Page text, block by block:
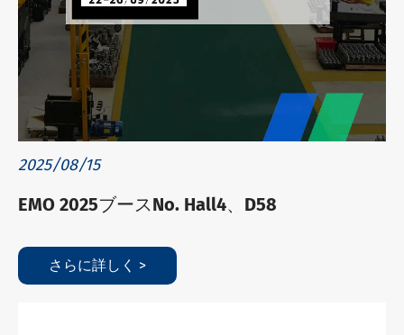
2025/08/15
EMO 2025ブースNo. Hall4、D58
さらに詳しく >